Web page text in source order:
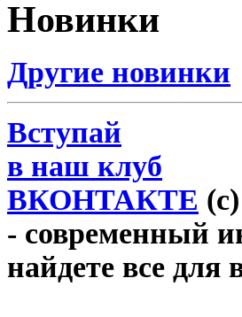
Новинки
Другие новинки
Вступай
в наш клуб
ВКОНТАКТЕ
- современный
найдете все для